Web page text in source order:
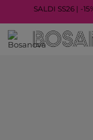
SALDI SS26 | -